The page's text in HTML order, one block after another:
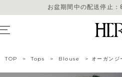
お盆期間中の配送停止
お盆期間中の配送停止
TOP > Tops > Blouse > オーガンジ